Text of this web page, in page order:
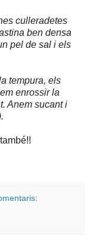
culleradetes
ben densa
pel de sal i els
tempura, els
enrossir la
Anem sucant i